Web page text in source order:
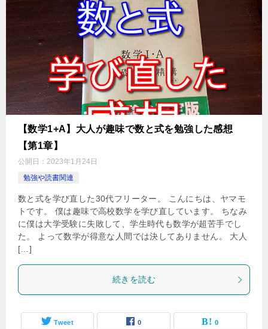
【数学1+A】大人が趣味で数と式を勉強した感想
【第1章】
公開日： 2023年1月24日
勉強や読書関連
数と式を学び直した30代フリーター。 こんにちは、ヤマモ
トです。 僕は趣味で高校数学を学び直しています。 ちなみ
に僕は大学受験に失敗して、学生時代も数学が超苦手でし
た。 よって数学が得意な人間では決してありません。 大人
[…]
続きを読む
Tweet 0 0